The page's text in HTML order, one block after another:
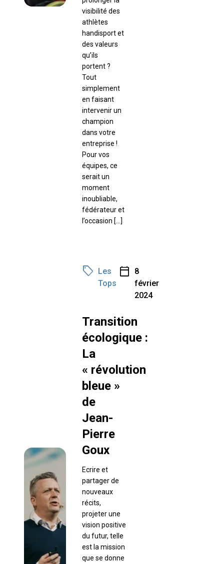
visibilité des
athlètes
handisport et
des valeurs
qu’ils
portent ?
Tout
simplement
en faisant
intervenir un
champion
dans votre
entreprise !
Pour vos
équipes, ce
serait un
moment
inoubliable,
fédérateur et
l’occasion […]
sell Les
Tops
calendar_today
8
février
2024
Transition
écologique :
La
« révolution
bleue »
de
Jean-
Pierre
Goux
Ecrire et
partager de
nouveaux
récits,
projeter une
vision positive
du futur, telle
est la mission
que se donne